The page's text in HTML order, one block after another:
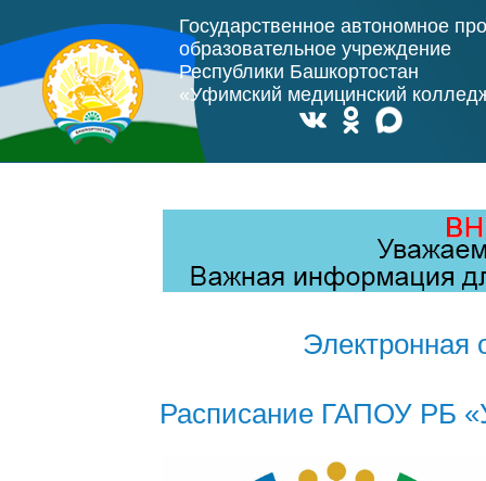
Государственное автономное
образовательное учреждение
Республики Башкортостан
«Уфимский медицинский
Электронная
Расписание ГАПОУ РБ